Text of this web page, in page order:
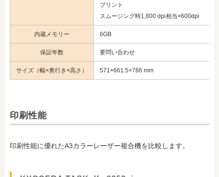
プリント
スムージング時1,800 dpi相当×600dpi
内蔵メモリー 6GB
保証年数 要問い合わせ
サイズ（幅×奥行き×高さ） 571×661.5×786 mm
印刷性能
印刷性能に優れたA3カラーレーザー複合機を比較します。